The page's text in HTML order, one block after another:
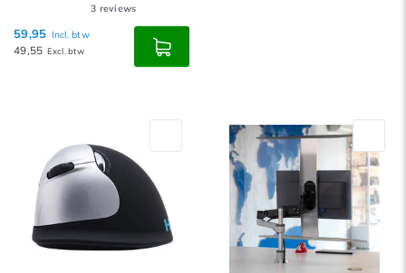
3 reviews
59,95 Incl. btw
49,55 Excl. btw